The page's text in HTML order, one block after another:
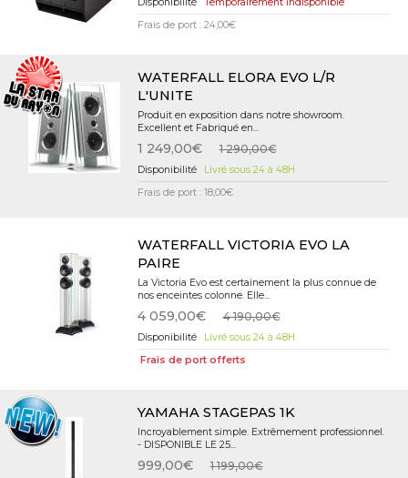
Frais de port : 24,00€
WATERFALL ELORA EVO L/R
L'UNITE
Produit en exposition dans notre showroom.
Excellent et Fabriqué en...
1 249,00€ 1 290,00€
Livré sous 24 à 48H
Frais de port : 18,00€
WATERFALL VICTORIA EVO LA
PAIRE
La Victoria Evo est certainement la plus connue de
nos enceintes colonne. Elle...
4 059,00€ 4 190,00€
Livré sous 24 à 48H
Frais de port offerts
YAMAHA STAGEPAS 1K
Incroyablement simple. Extrêmement professionnel.
- DISPONIBLE LE 25...
999,00€ 1 199,00€